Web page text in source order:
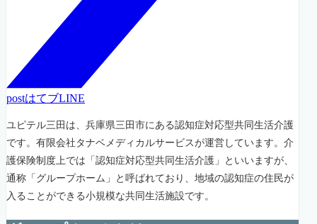
postはてブLINE
ユピテル三田は、兵庫県三田市にある認知症対応型共同生活介護
です。有限会社タナベメディカルサービスが運営しています。介
護保険制度上では「認知症対応型共同生活介護」といいますが、
通称「グループホーム」と呼ばれており、地域の認知症の住民が
入ることができる小規模な共同生活施設です。